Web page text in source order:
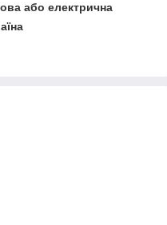
або електрична